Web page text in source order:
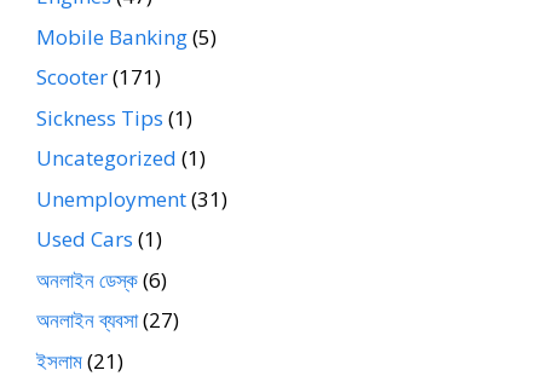
Mobile Banking(5)
Scooter(171)
Sickness Tips (1)
Uncategorized (1)
Unemployment(31)
Used Cars (1)
অনলাইন ডেস্ক(6)
অনলাইন ব্যবসা(27)
ইসলাম(21)